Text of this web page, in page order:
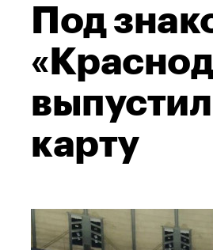
Спецпроекты
Рынок наличной валюты
Под
карту